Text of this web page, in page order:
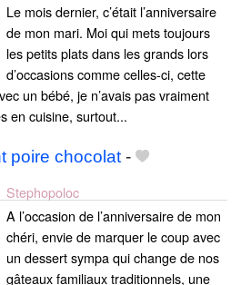
Le mois dernier, c’était l’anniversaire
de mon mari. Moi qui mets toujours
les petits plats dans les grands lors
d’occasions comme celles-ci, cette
un bébé, je n’avais pas vraiment
en cuisine, surtout...
poire chocolat -
Stephopoloc
A l’occasion de l’anniversaire de mon
chéri, envie de marquer le coup avec
un dessert sympa qui change de nos
gâteaux familiaux traditionnels, une